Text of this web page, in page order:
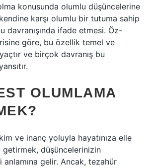
konusunda olumlu düşüncelerine
karşı olumlu bir tutuma sahip
davranışında ifade etmesi. Öz-
göre, bu özellik temel ve
ve birçok davranış bu
OLUMLAMA
ve inanç yoluyla hayatınıza elle
düşüncelerinizin
anlamına gelir. Ancak, tezahür